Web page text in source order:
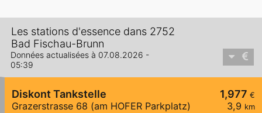
Les stations d'essence dans 2752
Bad Fischau-Brunn
Données actualisées à 07.08.2026 -
05:39
1,977 €
3,9 km
Diskont Tankstelle
Grazerstrasse 68 (am HOFER Parkplatz)